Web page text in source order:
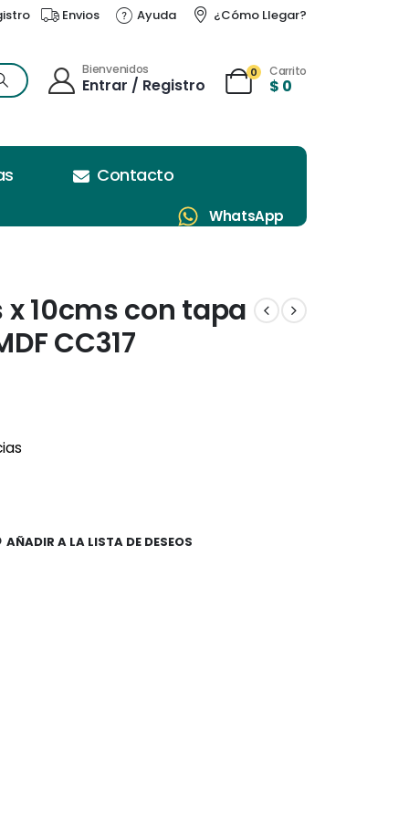
Envios Ayuda ¿Cómo Llegar?
Bienvenidos
Entrar / Registro
0 Carrito
$ 0
Contacto
WhatsApp
x 10cms con tapa
CC317
AÑADIR A LA LISTA DE DESEOS